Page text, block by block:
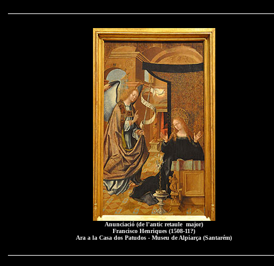
Anunciació (de l'antic retaule major)
Francisco Henriques (1508-11?)
Ara a la Casa dos Patudos - Museu de Alpiarça (Santarém)